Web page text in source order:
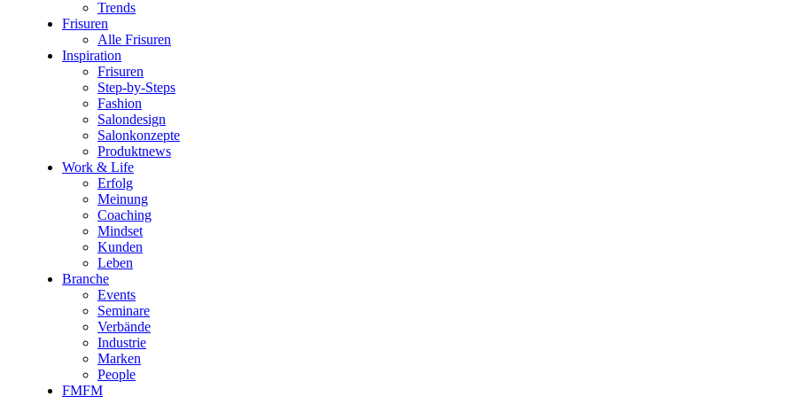
Trends
Frisuren
Alle Frisuren
Inspiration
Frisuren
Step-by-Steps
Fashion
Salondesign
Salonkonzepte
Produktnews
Work & Life
Erfolg
Meinung
Coaching
Mindset
Kunden
Leben
Branche
Events
Seminare
Verbände
Industrie
Marken
People
FMFM